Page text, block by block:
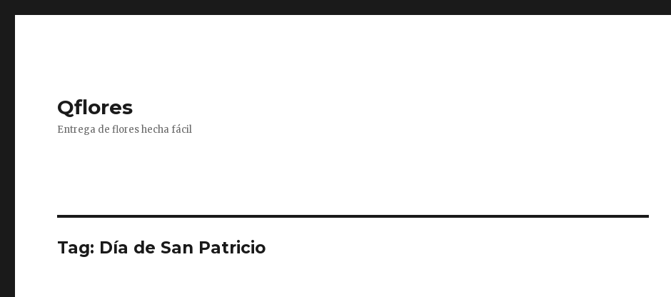
Qflores
Entrega de flores hecha fácil
Tag: Día de San Patricio